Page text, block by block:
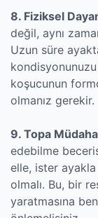
8. Fiziksel
değil, aynı
Uzun süre
kondisyonunuzu
koşucunun
olmanız gerekir.
9. Topa
edebilme
elle, ister
olmalı. Bu, bir
yaratmasına